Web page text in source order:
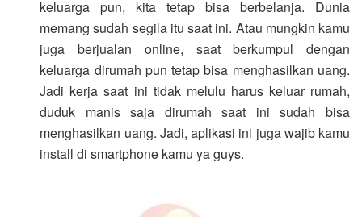
keluarga pun, kita tetap bisa berbelanja. Dunia
memang sudah segila itu saat ini. Atau mungkin kamu
juga berjualan online, saat berkumpul dengan
keluarga dirumah pun tetap bisa menghasilkan uang.
Jadi kerja saat ini tidak melulu harus keluar rumah,
duduk manis saja dirumah saat ini sudah bisa
menghasilkan uang. Jadi, aplikasi ini juga wajib kamu
install di smartphone kamu ya guys.